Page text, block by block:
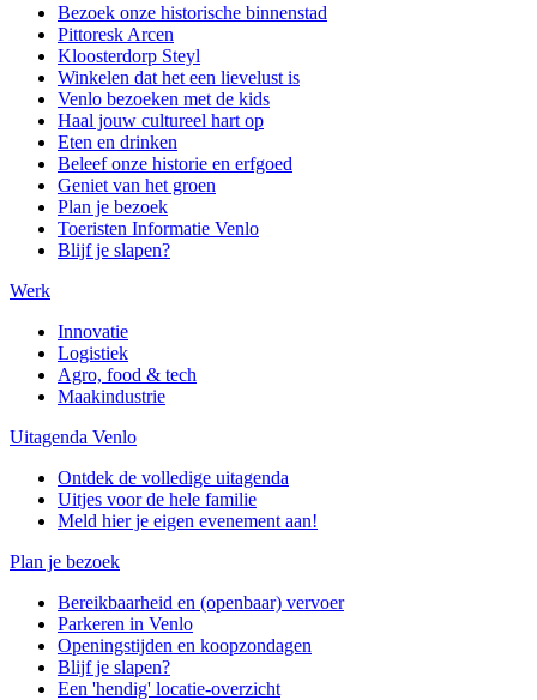
Bezoek onze historische binnenstad
Pittoresk Arcen
Kloosterdorp Steyl
Winkelen dat het een lievelust is
Venlo bezoeken met de kids
Haal jouw cultureel hart op
Eten en drinken
Beleef onze historie en erfgoed
Geniet van het groen
Plan je bezoek
Toeristen Informatie Venlo
Blijf je slapen?
Werk
Innovatie
Logistiek
Agro, food & tech
Maakindustrie
Uitagenda Venlo
Ontdek de volledige uitagenda
Uitjes voor de hele familie
Meld hier je eigen evenement aan!
Plan je bezoek
Bereikbaarheid en (openbaar) vervoer
Parkeren in Venlo
Openingstijden en koopzondagen
Blijf je slapen?
Een 'hendig' locatie-overzicht